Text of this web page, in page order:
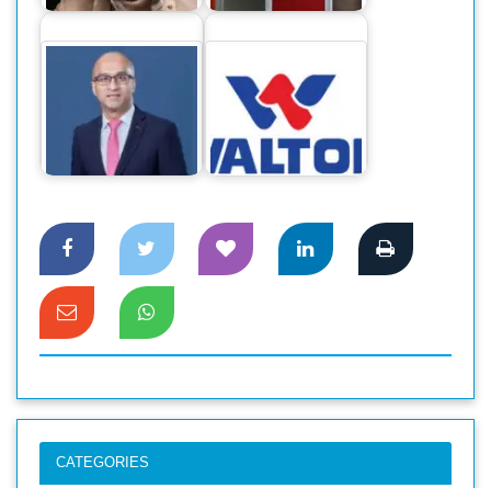
‘সিটি ব্যাংকের নিট
মুনাফা ১ হাজার ১৪
কোটি টাকা’
ওয়ালটনের আকর্ষণীয়
ডিভিডেন্ড ঘোষণা :
সুদৃঢ়…
CATEGORIES